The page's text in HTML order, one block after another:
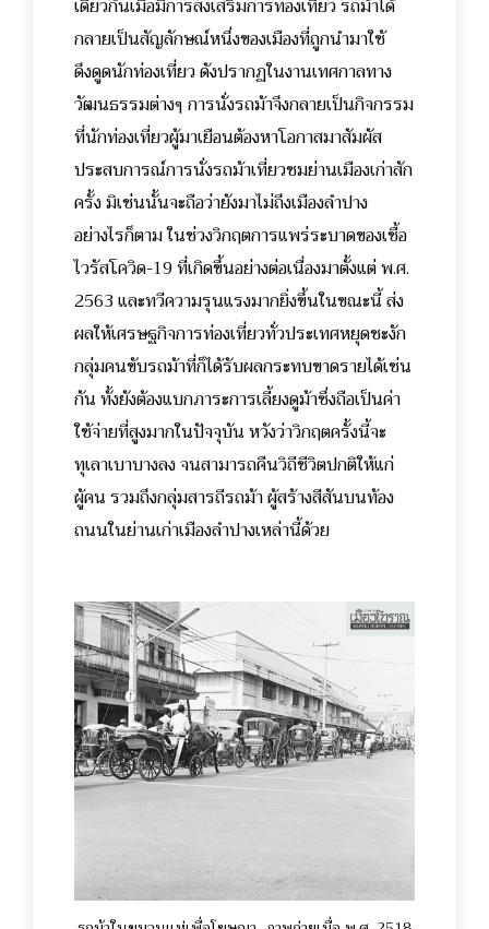
เดียวกันเมื่อมีการส่งเสริมการท่องเที่ยว รถม้าได้
กลายเป็นสัญลักษณ์หนึ่งของเมืองที่ถูกนำมาใช้
ดึงดูดนักท่องเที่ยว ดังปรากฏในงานเทศกาลทาง
วัฒนธรรมต่างๆ การนั่งรถม้าจึงกลายเป็นกิจกรรม
ที่นักท่องเที่ยวผู้มาเยือนต้องหาโอกาสมาสัมผัส
ประสบการณ์การนั่งรถม้าเที่ยวชมย่านเมืองเก่าสัก
ครั้ง มิเช่นนั้นจะถือว่ายังมาไม่ถึงเมืองลำปาง
อย่างไรก็ตาม ในช่วงวิกฤตการแพร่ระบาดของเชื้อ
ไวรัสโควิด-19 ที่เกิดขึ้นอย่างต่อเนื่องมาตั้งแต่ พ.ศ.
2563 และทวีความรุนแรงมากยิ่งขึ้นในขณะนี้ ส่ง
ผลให้เศรษฐกิจการท่องเที่ยวทั่วประเทศหยุดชะงัก
กลุ่มคนขับรถม้าที่ก็ได้รับผลกระทบขาดรายได้เช่น
กัน ทั้งยังต้องแบกภาระการเลี้ยงดูม้าซึ่งถือเป็นค่า
ใช้จ่ายที่สูงมากในปัจจุบัน หวังว่าวิกฤตครั้งนี้จะ
ทุเลาเบาบางลง จนสามารถคืนวิถีชีวิตปกติให้แก่
ผู้คน รวมถึงกลุ่มสารถีรถม้า ผู้สร้างสีสันบนท้อง
ถนนในย่านเก่าเมืองลำปางเหล่านี้ด้วย